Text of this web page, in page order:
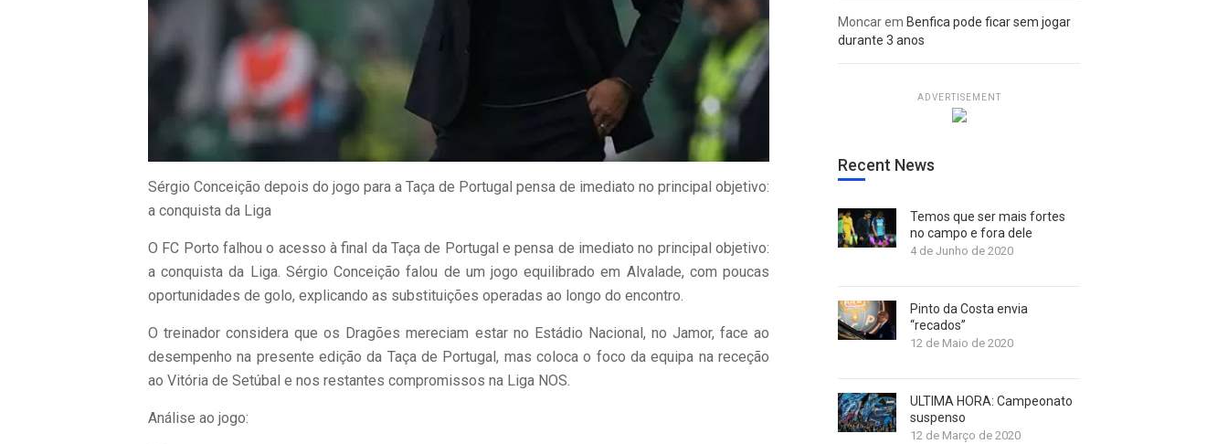
Sérgio Conceição depois do jogo para a Taça de Portugal pensa de imediato no principal objetivo:
a conquista da Liga
O FC Porto falhou o acesso à final da Taça de Portugal e pensa de imediato no principal objetivo:
a conquista da Liga. Sérgio Conceição falou de um jogo equilibrado em Alvalade, com poucas
oportunidades de golo, explicando as substituições operadas ao longo do encontro.
O treinador considera que os Dragões mereciam estar no Estádio Nacional, no Jamor, face ao
desempenho na presente edição da Taça de Portugal, mas coloca o foco da equipa na receção
ao Vitória de Setúbal e nos restantes compromissos na Liga NOS.
Análise ao jogo:
Moncarem Benfica pode ficar sem jogar
durante 3 anos
ADVERTISEMENT
Recent News
Temos que ser mais fortes
no campo e fora dele
4 de Junho de 2020
Pinto da Costa envia
“recados”
12 de Maio de 2020
ULTIMA HORA: Campeonato
suspenso
12 de Março de 2020